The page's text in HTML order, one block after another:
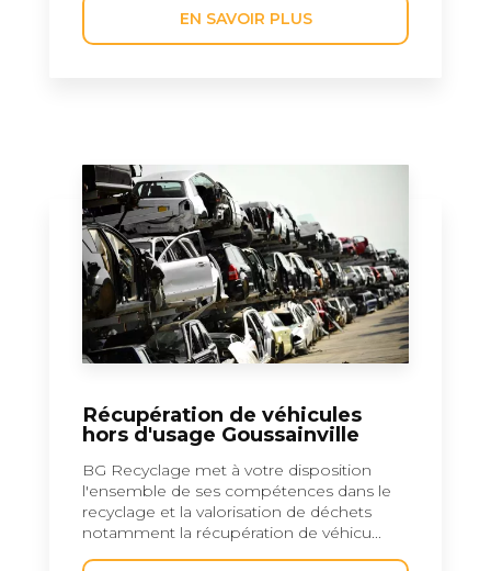
EN SAVOIR PLUS
Récupération de véhicules
hors d'usage Goussainville
BG Recyclage met à votre disposition
l'ensemble de ses compétences dans le
recyclage et la valorisation de déchets
notamment la récupération de véhicu...